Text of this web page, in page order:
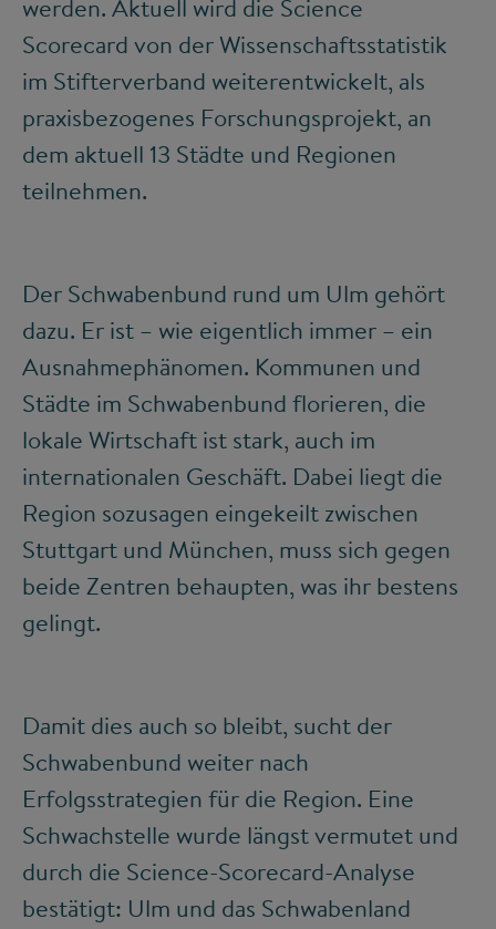
werden. Aktuell wird die Science
Scorecard von der Wissenschaftsstatistik
im Stifterverband weiterentwickelt, als
praxisbezogenes Forschungsprojekt, an
dem aktuell 13 Städte und Regionen
teilnehmen.
Der Schwabenbund rund um Ulm gehört
dazu. Er ist – wie eigentlich immer – ein
Ausnahmephänomen. Kommunen und
Städte im Schwabenbund florieren, die
lokale Wirtschaft ist stark, auch im
internationalen Geschäft. Dabei liegt die
Region sozusagen eingekeilt zwischen
Stuttgart und München, muss sich gegen
beide Zentren behaupten, was ihr bestens
gelingt.
Damit dies auch so bleibt, sucht der
Schwabenbund weiter nach
Erfolgsstrategien für die Region. Eine
Schwachstelle wurde längst vermutet und
durch die Science-Scorecard-Analyse
bestätigt: Ulm und das Schwabenland